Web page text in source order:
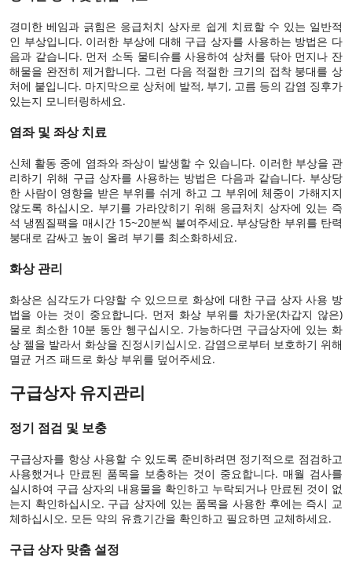
경미한 베임과 긁힘은 응급처치 상자로 쉽게 치료할 수 있는 일반적
인 부상입니다. 이러한 부상에 대해 구급 상자를 사용하는 방법은 다
음과 같습니다. 먼저 소독 물티슈를 사용하여 상처를 닦아 먼지나 잔
해물을 완전히 제거합니다. 그런 다음 적절한 크기의 접착 붕대를 상
처에 붙입니다. 마지막으로 상처에 발적, 부기, 고름 등의 감염 징후가
있는지 모니터링하세요.
염좌 및 좌상 치료
신체 활동 중에 염좌와 좌상이 발생할 수 있습니다. 이러한 부상을 관
리하기 위해 구급 상자를 사용하는 방법은 다음과 같습니다. 부상당
한 사람이 영향을 받은 부위를 쉬게 하고 그 부위에 체중이 가해지지
않도록 하십시오. 부기를 가라앉히기 위해 응급처치 상자에 있는 즉
석 냉찜질팩을 매시간 15~20분씩 붙여주세요. 부상당한 부위를 탄력
붕대로 감싸고 높이 올려 부기를 최소화하세요.
화상 관리
화상은 심각도가 다양할 수 있으므로 화상에 대한 구급 상자 사용 방
법을 아는 것이 중요합니다. 먼저 화상 부위를 차가운(차갑지 않은)
물로 최소한 10분 동안 헹구십시오. 가능하다면 구급상자에 있는 화
상 젤을 발라서 화상을 진정시키십시오. 감염으로부터 보호하기 위해
멸균 거즈 패드로 화상 부위를 덮어주세요.
구급상자 유지관리
정기 점검 및 보충
구급상자를 항상 사용할 수 있도록 준비하려면 정기적으로 점검하고
사용했거나 만료된 품목을 보충하는 것이 중요합니다. 매월 검사를
실시하여 구급 상자의 내용물을 확인하고 누락되거나 만료된 것이 없
는지 확인하십시오. 구급 상자에 있는 품목을 사용한 후에는 즉시 교
체하십시오. 모든 약의 유효기간을 확인하고 필요하면 교체하세요.
구급 상자 맞춤 설정